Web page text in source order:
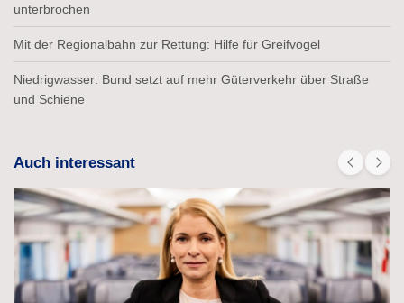
unterbrochen
Mit der Regionalbahn zur Rettung: Hilfe für Greifvogel
Niedrigwasser: Bund setzt auf mehr Güterverkehr über Straße
und Schiene
Auch interessant